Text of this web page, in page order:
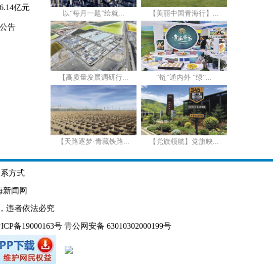
亿元
告
以“每月一题”绘就... 【美丽中国青海行】...
【高质量发展调研行... “链”通内外 “绿”...
【天路逐梦·青藏铁路... 【党旗领航】党旗映...
方式
闻网
违者依法必究
备19000163号 青公网安备 63010302000199号